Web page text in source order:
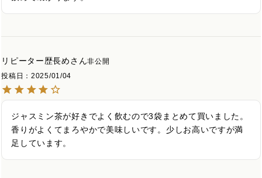
リピーター歴長め
非公開
投稿日
2025/01/04
ジャスミン茶が好きでよく飲むので3袋まとめて買いました。
香りがよくてまろやかで美味しいです。少しお高いですが満
足しています。